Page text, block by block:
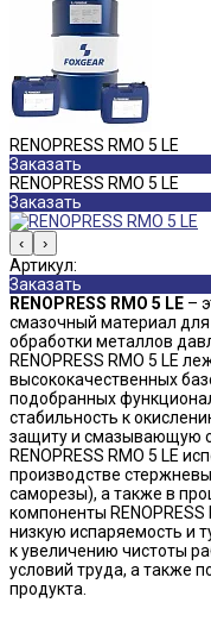
RENOPRESS RMO 5 LE
Заказать
RENOPRESS RMO 5 LE
Заказать
‹ ›
Артикул:
Заказать
RENOPRESS RMO 5 LE –
смазочный материал
обработки металлов
RENOPRESS RMO 5 LE
высококачественных
подобранных
стабильность к
защиту и смазывающую
RENOPRESS RMO 5 LE
производстве
саморезы), а также в
компоненты
низкую испаряемость и
к увеличению чистоты
условий труда, а также
продукта.